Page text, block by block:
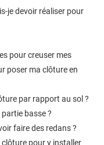
je devoir réaliser pour
pour creuser mes
poser ma clôture en
par rapport au sol ?
basse ?
faire des redans ?
clôture pour y installer